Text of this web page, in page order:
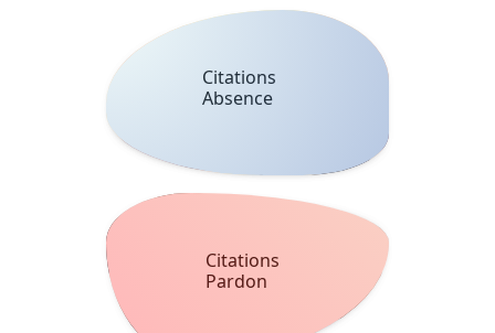
Citations
Absence
Citations
Pardon